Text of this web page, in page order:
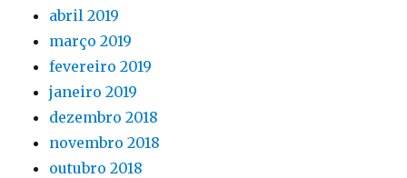
abril 2019
março 2019
fevereiro 2019
janeiro 2019
dezembro 2018
novembro 2018
outubro 2018